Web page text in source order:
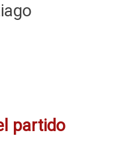
partido